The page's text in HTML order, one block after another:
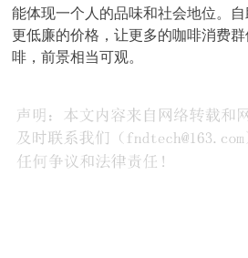
能体现一个人的品味和社会地位。
更低廉的价格，让更多的咖啡消费
啡，前景相当可观。